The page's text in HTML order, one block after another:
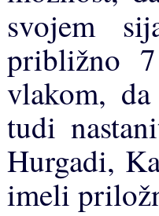
svojem
približno
vlakom,
tudi
Hurgadi,
imeli